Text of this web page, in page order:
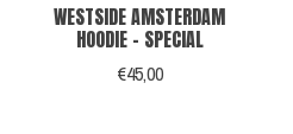
WESTSIDE AMSTERDAM
HOODIE - SPECIAL
€45,00